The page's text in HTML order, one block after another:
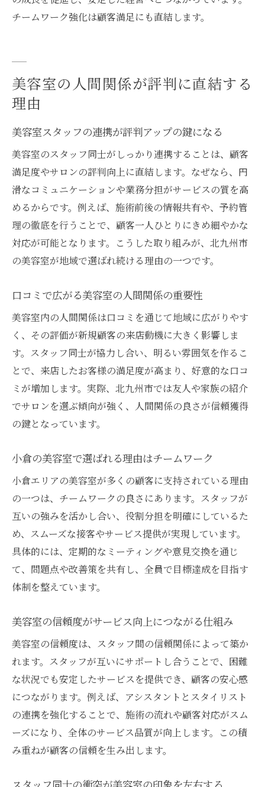
美容室でトラブルを未然に防ぐ仕組み作り
仲間割れ回避で選ばれる美容室へ導く方法
美容室で信頼されるサロンになるための秘
選ばれる美容室はチームワーク重視が基本
す
美容室経営で選ばれる存在になる工夫
チームワーク強化は顧客満足にも直結します。
美容室の人間関係が評判に直結する
理由
美容室スタッフの連携が評判アップの鍵になる
美容室のスタッフ同士がしっかり連携することは、顧客
満足度やサロンの評判向上に直結します。なぜなら、円
滑なコミュニケーションや業務分担がサービスの質を高
めるからです。例えば、施術前後の情報共有や、予約管
理の徹底を行うことで、顧客一人ひとりにきめ細やかな
対応が可能となります。こうした取り組みが、北九州市
の美容室が地域で選ばれ続ける理由の一つです。
口コミで広がる美容室の人間関係の重要性
美容室内の人間関係は口コミを通じて地域に広がりやす
く、その評価が新規顧客の来店動機に大きく影響しま
す。スタッフ同士が協力し合い、明るい雰囲気を作るこ
とで、来店したお客様の満足度が高まり、好意的な口コ
ミが増加します。実際、北九州市では友人や家族の紹介
でサロンを選ぶ傾向が強く、人間関係の良さが信頼獲得
の鍵となっています。
小倉の美容室で選ばれる理由はチームワーク
小倉エリアの美容室が多くの顧客に支持されている理由
の一つは、チームワークの良さにあります。スタッフが
互いの強みを活かし合い、役割分担を明確にしているた
め、スムーズな接客やサービス提供が実現しています。
具体的には、定期的なミーティングや意見交換を通じ
て、問題点や改善策を共有し、全員で目標達成を目指す
体制を整えています。
美容室の信頼度がサービス向上につながる仕組み
美容室の信頼度は、スタッフ間の信頼関係によって築か
れます。スタッフが互いにサポートし合うことで、困難
な状況でも安定したサービスを提供でき、顧客の安心感
につながります。例えば、アシスタントとスタイリスト
の連携を強化することで、施術の流れや顧客対応がスム
ーズになり、全体のサービス品質が向上します。この積
み重ねが顧客の信頼を生み出します。